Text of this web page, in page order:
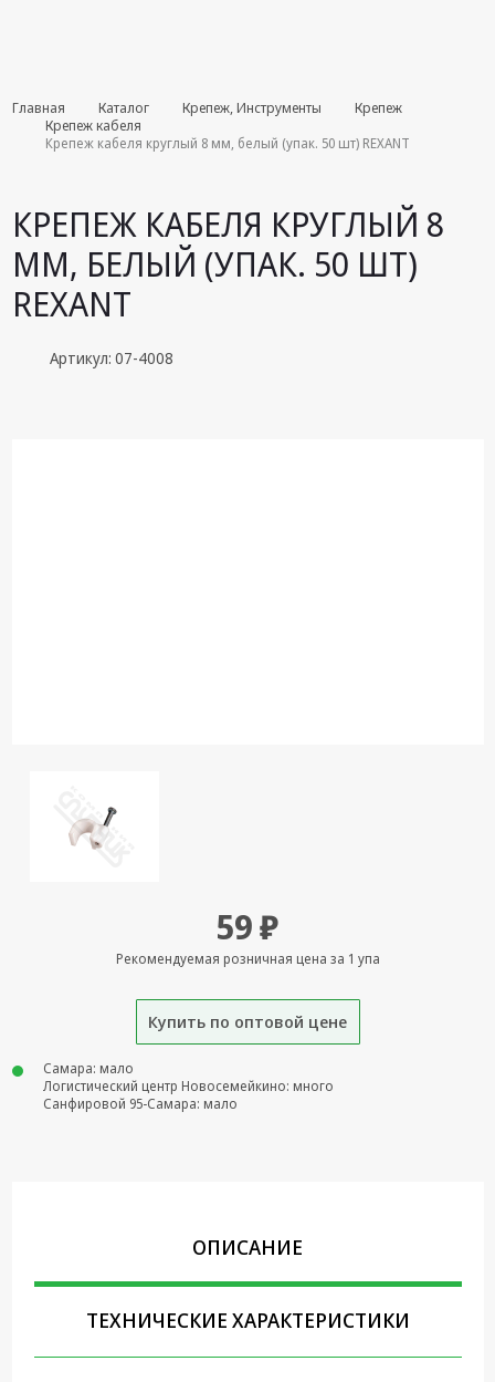
Комплекты
августа
Android TV
приставки
Блоки питания,
Сетевые
Шнуры,
Штекеры,
аксессуары и
Инструменты
Батарейки,
Зарядные
техника
Электрика
Главная Каталог Крепеж, Инструменты
Крепеж
Крепеж кабеля
Крепеж кабеля круглый 8 мм, белый (упак. 50 шт) REXANT
КРЕПЕЖ КАБЕЛЯ КРУГЛЫЙ 8
ММ, БЕЛЫЙ (УПАК. 50 ШТ)
REXANT
Артикул: 07-4008
59 ₽
Рекомендуемая розничная цена за 1 упа
Купить по оптовой цене
Самара: мало
Логистический центр Новосемейкино: много
Санфировой 95-Самара: мало
ОПИСАНИЕ
ТЕХНИЧЕСКИЕ ХАРАКТЕРИСТИКИ